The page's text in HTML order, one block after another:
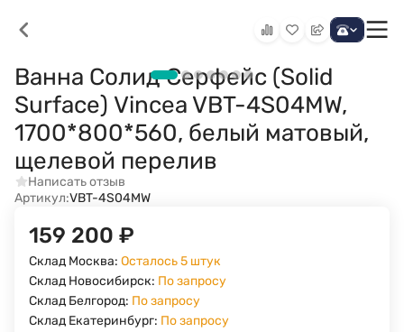
Ванна Солид Серфейс (Solid
Surface) Vincea VBT-4S04MW,
1700*800*560, белый матовый,
щелевой перелив
Написать отзыв
Артикул:VBT-4S04MW
159 200 ₽
Склад Москва: Осталось 5 штук
Склад Новосибирск: По запросу
Склад Белгород: По запросу
Склад Екатеринбург: По запросу